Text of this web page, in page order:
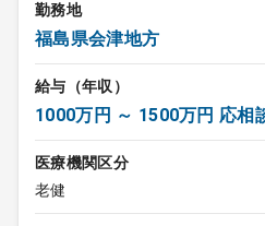
勤務地
福島県会津地方
給与（年収）
1000万円 ～ 1500万円 応相
医療機関区分
老健